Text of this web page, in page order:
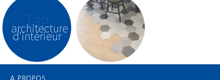
Tag
architecture
d'intérieur
A PROPOS